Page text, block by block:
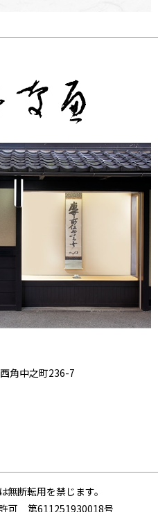
様の個人情報を第三者に開
で、個人情報の取り扱いを
せ
・削除等に関するお問い合
よりご連絡下さい。
角中之町236-7
断転用を禁じます。
可 第611251930018号